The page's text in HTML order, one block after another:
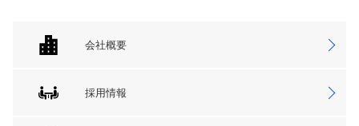
会社概要
採用情報